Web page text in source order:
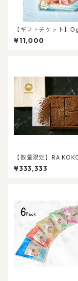
【ギフトチケット】
ealing SPA 瑠璃色の
肩こりケア付ヘッドス
¥11,000
【数量限定】RA
一番美味しさと健康を
ギルトフリー生チョコ
¥333,333